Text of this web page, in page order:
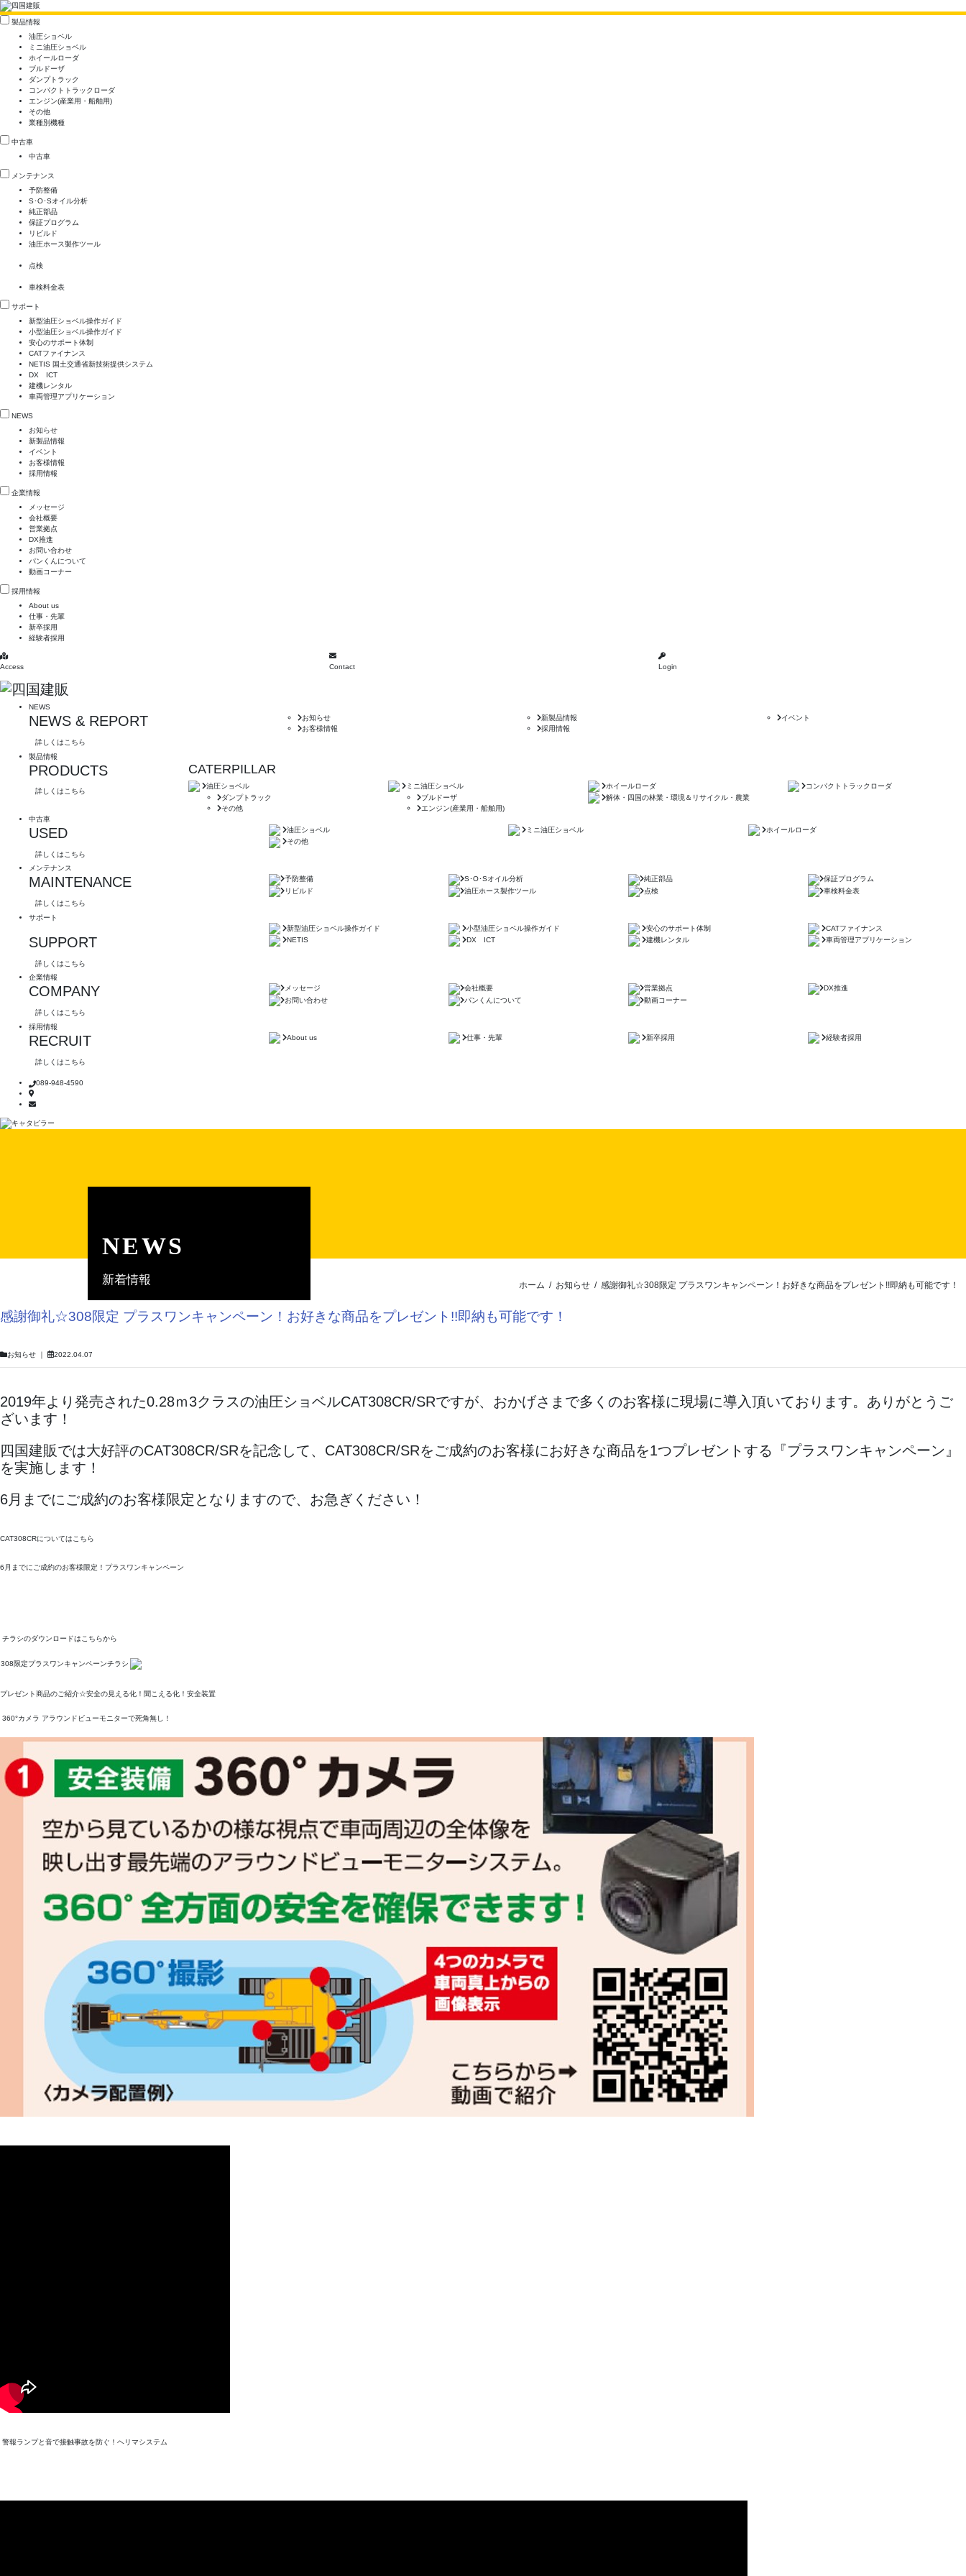
製品情報
油圧ショベル
ミニ油圧ショベル
ホイールローダ
ブルドーザ
ダンプトラック
コンパクトトラックローダ
エンジン(産業用・船舶用)
その他
業種別機種
中古車
中古車
メンテナンス
予防整備
S･O･Sオイル分析
純正部品
保証プログラム
リビルド
油圧ホース製作ツール
点検
車検料金表
サポート
新型油圧ショベル操作ガイド
小型油圧ショベル操作ガイド
安心のサポート体制
CATファイナンス
NETIS 国土交通省新技術提供システム
DX ICT
建機レンタル
車両管理アプリケーション
NEWS
お知らせ
新製品情報
イベント
お客様情報
採用情報
企業情報
メッセージ
会社概要
営業拠点
DX推進
お問い合わせ
パンくんについて
動画コーナー
採用情報
About us
仕事・先輩
新卒採用
経験者採用
Access Contact Login
NEWS
NEWS & REPORT
詳しくはこちら
お知らせ 新製品情報
イベント
お客様情報
採用情報
製品情報
PRODUCTS
詳しくはこちら
CATERPILLAR
油圧ショベル ミニ油圧ショベル ホイールローダ
コンパクトトラックローダ
ダンプトラック
その他
ブルドーザ
エンジン(産業用・船舶用)
解体・四国の林業・環境＆リサイクル・農業
中古車
USED
詳しくはこちら
油圧ショベル ミニ油圧ショベル
ホイールローダ
その他
メンテナンス
MAINTENANCE
詳しくはこちら
予防整備 S･O･Sオイル分析 純正部品
保証プログラム
リビルド
油圧ホース製作ツール 点検 車検料金表
サポート
SUPPORT
詳しくはこちら
新型油圧ショベル操作ガイド 小型油圧ショベル操作ガイド 安心のサポート体制
CATファイナンス
NETIS
DX ICT 建機レンタル 車両管理アプリケーション
企業情報
COMPANY
詳しくはこちら
メッセージ 会社概要 営業拠点
DX推進
お問い合わせ
パンくんについて 動画コーナー
採用情報
RECRUIT
詳しくはこちら
About us 仕事・先輩 新卒採用 経験者採用
089-948-4590
NEWS
新着情報 ホーム / お知らせ / 感謝御礼☆308限定 プラスワンキャンペーン！お好きな商品をプレゼント!!即納も可能です！
感謝御礼☆308限定 プラスワンキャンペーン！お好きな商品をプレゼント!!即納も可能です！
お知らせ ｜ 2022.04.07
2019年より発売された0.28ｍ3クラスの油圧ショベルCAT308CR/SRですが、おかげさまで多くのお客様に現場に導入頂いております。ありがとうご
ざいます！
四国建販では大好評のCAT308CR/SRを記念して、CAT308CR/SRをご成約のお客様にお好きな商品を1つプレゼントする『プラスワンキャンペーン』
を実施します！
6月までにご成約のお客様限定となりますので、お急ぎください！
CAT308CRについてはこちら
6月までにご成約のお客様限定！プラスワンキャンペーン
チラシのダウンロードはこちらから
308限定プラスワンキャンペーンチラシ
プレゼント商品のご紹介☆安全の見える化！聞こえる化！安全装置
360°カメラ アラウンドビューモニターで死角無し！
警報ランプと音で接触事故を防ぐ！ヘリマシステム